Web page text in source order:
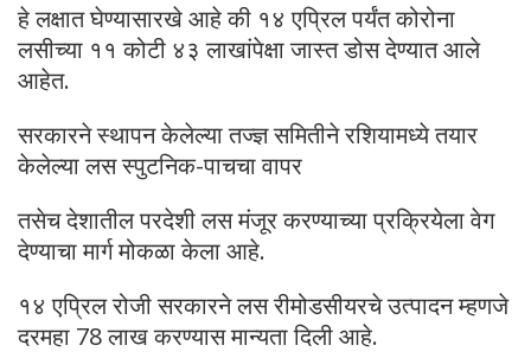
हे लक्षात घेण्यासारखे आहे की १४ एप्रिल पर्यंत कोरोना
लसीच्या ११ कोटी ४३ लाखांपेक्षा जास्त डोस देण्यात आले
आहेत.
सरकारने स्थापन केलेल्या तज्ज्ञ समितीने रशियामध्ये तयार
केलेल्या लस स्पुटनिक-पाचचा वापर
तसेच देशातील परदेशी लस मंजूर करण्याच्या प्रक्रियेला वेग
देण्याचा मार्ग मोकळा केला आहे.
१४ एप्रिल रोजी सरकारने लस रीमोडसीयरचे उत्पादन म्हणजे
दरमहा 78 लाख करण्यास मान्यता दिली आहे.